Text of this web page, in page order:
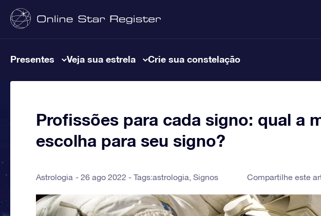
Presentes Veja sua estrela Crie sua constelação
Profissões para cada signo: qual a
escolha para seu signo?
Astrologia 26 ago 2022 - Tags:astrologia, Signos Compartilhe este